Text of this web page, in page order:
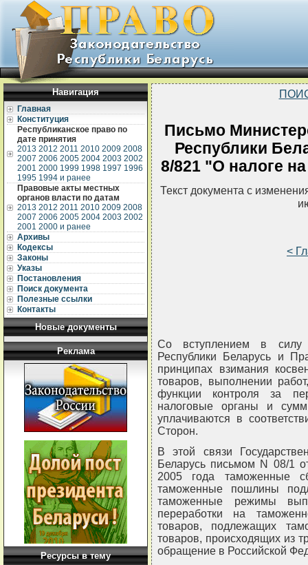
Навигация
Главная
Конституция
Республиканское право по
дате принятия
2013 2012 2011 2010 2009 2008
2007 2006 2005 2004 2003 2002
2001 2000 1999 1998 1997 1996
1995 1994 и ранее
Правовые акты местных
органов власти по датам
2013 2012 2011 2010 2009 2008
2007 2006 2005 2004 2003 2002
2001 2000 и ранее
Архивы
Кодексы
Законы
Указы
Постановления
Поиск документа
Полезные ссылки
Контакты
Новые документы
Реклама
Ресурсы в тему
Письмо
Республики
8/821 "О налоге
Текст документа с
<
Со вступлением в силу
Республики Беларусь и
принципах взимания
товаров, выполнении
функции контроля за
налоговые органы и
уплачиваются в
Сторон.
В этой связи
Беларусь письмом N 08/1
2005 года таможенные
таможенные пошлины
таможенные режимы
переработки на
товаров, подлежащих
товаров, происходящих из
обращение в Российской